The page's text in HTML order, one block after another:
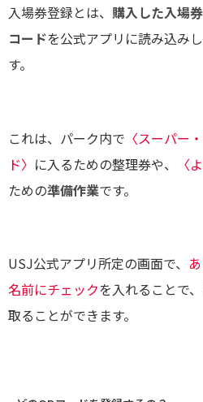
入場券登録とは、 購入した入場
コードを公式アプリに読み込み
す。
これは、パーク内で 〈スーパー
ド〉 に入るための整理券や、 〈
ための準備作業です。
USJ公式アプリ所定の画面で、
名前にチェックを入れることで
取ることができます。